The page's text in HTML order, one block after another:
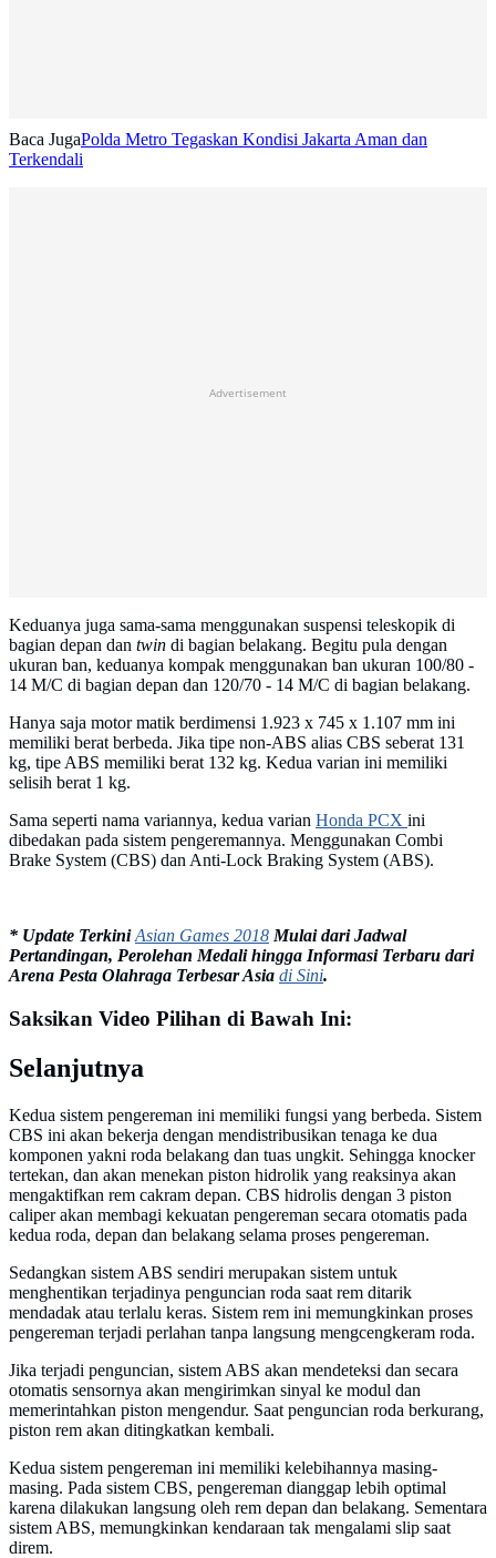
Baca JugaPolda Metro Tegaskan Kondisi Jakarta Aman dan
Terkendali
Advertisement
Keduanya juga sama-sama menggunakan suspensi teleskopik di
bagian depan dan twin di bagian belakang. Begitu pula dengan
ukuran ban, keduanya kompak menggunakan ban ukuran 100/80 -
14 M/C di bagian depan dan 120/70 - 14 M/C di bagian belakang.
Hanya saja motor matik berdimensi 1.923 x 745 x 1.107 mm ini
memiliki berat berbeda. Jika tipe non-ABS alias CBS seberat 131
kg, tipe ABS memiliki berat 132 kg. Kedua varian ini memiliki
selisih berat 1 kg.
Sama seperti nama variannya, kedua varian Honda PCX ini
dibedakan pada sistem pengeremannya. Menggunakan Combi
Brake System (CBS) dan Anti-Lock Braking System (ABS).
* Update TerkiniAsian Games 2018Mulai dari Jadwal
Pertandingan, Perolehan Medali hingga Informasi Terbaru dari
Arena Pesta Olahraga Terbesar Asia di Sini.
Saksikan Video Pilihan di Bawah Ini:
Selanjutnya
Kedua sistem pengereman ini memiliki fungsi yang berbeda. Sistem
CBS ini akan bekerja dengan mendistribusikan tenaga ke dua
komponen yakni roda belakang dan tuas ungkit. Sehingga knocker
tertekan, dan akan menekan piston hidrolik yang reaksinya akan
mengaktifkan rem cakram depan. CBS hidrolis dengan 3 piston
caliper akan membagi kekuatan pengereman secara otomatis pada
kedua roda, depan dan belakang selama proses pengereman.
Sedangkan sistem ABS sendiri merupakan sistem untuk
menghentikan terjadinya penguncian roda saat rem ditarik
mendadak atau terlalu keras. Sistem rem ini memungkinkan proses
pengereman terjadi perlahan tanpa langsung mengcengkeram roda.
Jika terjadi penguncian, sistem ABS akan mendeteksi dan secara
otomatis sensornya akan mengirimkan sinyal ke modul dan
memerintahkan piston mengendur. Saat penguncian roda berkurang,
piston rem akan ditingkatkan kembali.
Kedua sistem pengereman ini memiliki kelebihannya masing-
masing. Pada sistem CBS, pengereman dianggap lebih optimal
karena dilakukan langsung oleh rem depan dan belakang. Sementara
sistem ABS, memungkinkan kendaraan tak mengalami slip saat
direm.